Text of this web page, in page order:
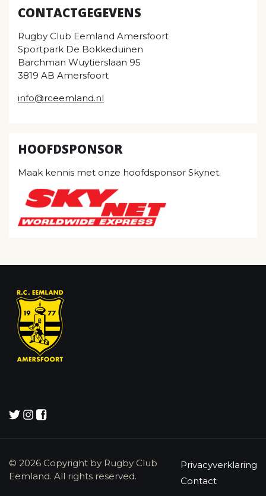
CONTACTGEGEVENS
Rugby Club Eemland Amersfoort
Sportpark De Bokkeduinen
Barchman Wuytierslaan 95
3819 AB Amersfoort
info@rceemland.nl
HOOFDSPONSOR
Maak kennis met onze hoofdsponsor Skynet.
© 2026 Copyright by Rugby Club
Eemland. All rights reserved.
Privacyverklaring
Contact